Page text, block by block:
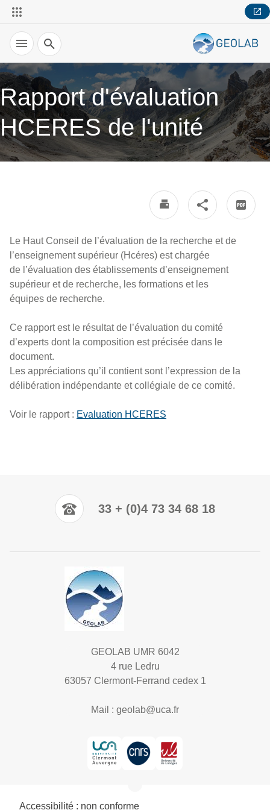
Recherche
Rapport d'évaluation
HCERES de l'unité
Le Haut Conseil de l’évaluation de la recherche et de
l’enseignement supérieur (Hcéres) est chargée
de l’évaluation des établissements d’enseignement
supérieur et de recherche, les formations et les
équipes de recherche.
Ce rapport est le résultat de l’évaluation du comité
d’experts dont la composition est précisée dans le
document.
Les appréciations qu’il contient sont l’expression de la
délibération indépendante et collégiale de ce comité.
Voir le rapport : Evaluation HCERES
33 + (0)4 73 34 68 18
GEOLAB UMR 6042
4 rue Ledru
63057 Clermont-Ferrand cedex 1
Mail : geolab@uca.fr
Accessibilité : non conforme